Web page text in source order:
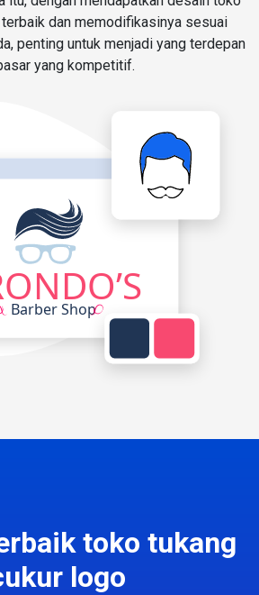
dan memodifikasinya sesuai
penting untuk menjadi yang terdepan
yang kompetitif.
toko tukang
logo